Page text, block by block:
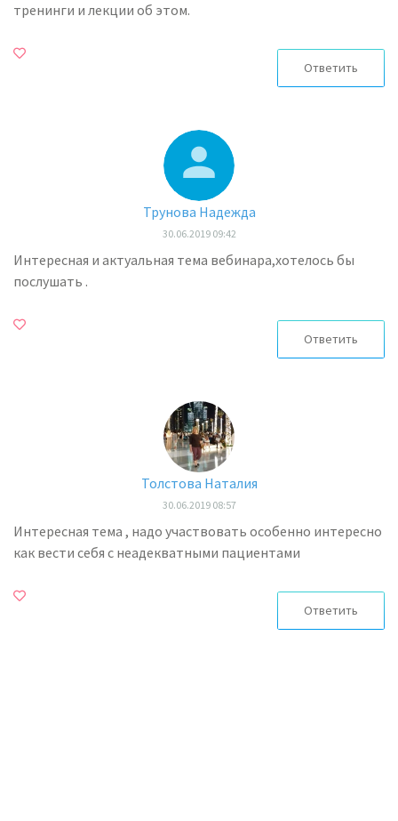
тренинги и лекции об этом.
Ответить
Трунова Надежда
30.06.2019 09:42
Интересная и актуальная тема вебинара,хотелось бы
послушать .
Ответить
Толстова Наталия
30.06.2019 08:57
Интересная тема , надо участвовать особенно интересно
как вести себя с неадекватными пациентами
Ответить